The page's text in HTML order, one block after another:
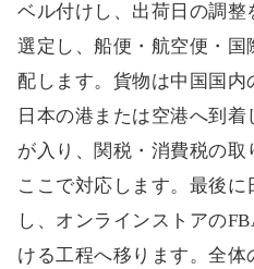
ベル付けし、出荷日の調
選定し、船便・航空便・
配します。貨物は中国国
日本の港または空港へ到
が入り、関税・消費税の
ここで対応します。最後
し、オンラインストアの
ける工程へ移ります。全